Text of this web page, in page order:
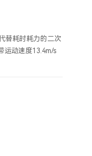
替耗时耗力的二次
运动速度13.4m/s